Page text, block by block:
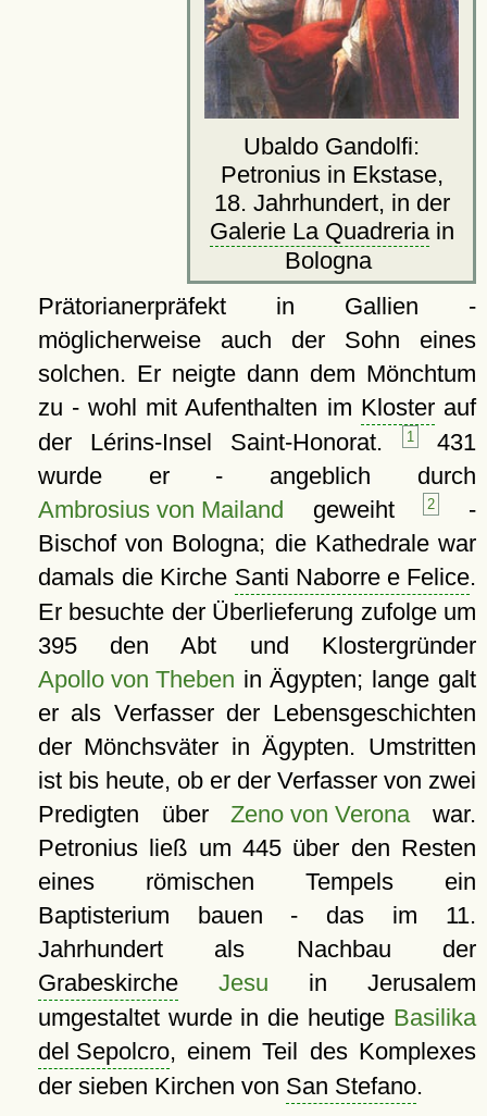
Ubaldo Gandolfi:
Petronius in Ekstase,
18. Jahrhundert, in der
Galerie La Quadreriain
Bologna
Prätorianerpräfekt in Gallien -
möglicherweise auch der Sohn eines
solchen. Er neigte dann dem Mönchtum
zu - wohl mit Aufenthalten im Klosterauf
der Lérins-Insel Saint-Honorat.
1 431
wurde er - angeblich durch
Ambrosius von Mailand geweiht 2
-
Bischof von Bologna; die Kathedrale war
damals die Kirche Santi Naborre e Felice.
Er besuchte der Überlieferung zufolge um
395 den Abt und Klostergründer
Apollo von Theben in Ägypten; lange galt
er als Verfasser der Lebensgeschichten
der Mönchsväter in Ägypten. Umstritten
ist bis heute, ob er der Verfasser von zwei
Predigten überZeno von Verona war.
Petronius ließ um 445 über den Resten
eines römischen Tempels ein
Baptisterium bauen - das im 11.
Jahrhundert als Nachbau der
Grabeskirche
Jesu in Jerusalem
umgestaltet wurde in die heutige Basilika
del Sepolcro, einem Teil des Komplexes
der sieben Kirchen von San Stefano.